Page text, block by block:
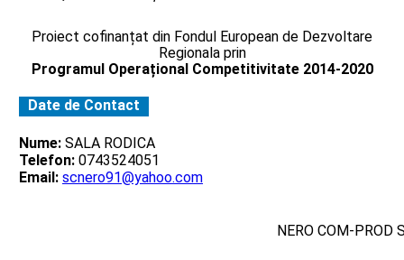
Proiect cofinanțat din Fondul European de Dezvoltare
Regionala prin
Programul Operațional Competitivitate 2014-2020
Date de Contact
Nume: SALA RODICA
Telefon: 0743524051
Email: scnero91@yahoo.com
NERO COM-PROD